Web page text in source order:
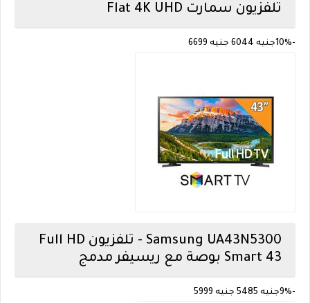
Flat 4K UHD تلفزيون سمارت
-10% جنيه 6044 جنيه 6699
Samsung
UA43N5300 - تلفزيون Full HD
Smart 43 بوصة مع ريسيفر مدمج
-9% جنيه 5485 جنيه 5999